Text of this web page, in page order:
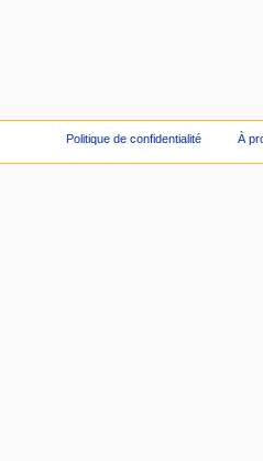
Politique de confidentialité À